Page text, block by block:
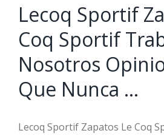
Lecoq Sportif
Coq Sportif
Nosotros
Que Nunca …
Lecoq Sportif Zapatos Le Coq